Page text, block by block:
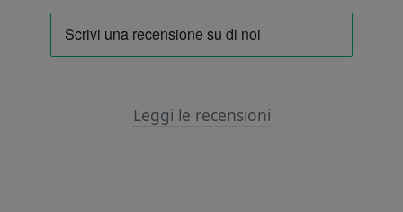
Leggi le recensioni